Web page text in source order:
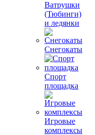
Ватрушки
(Тюбинги)
и ледянки
Снегокаты
Спорт
площадка
Игровые
комплексы